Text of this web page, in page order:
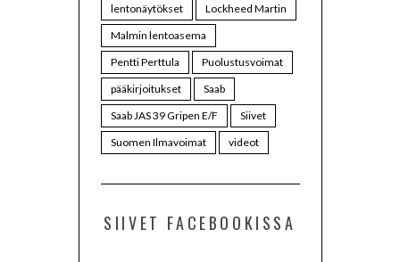
lentonäytökset
Lockheed Martin
Malmin lentoasema
Pentti Perttula
Puolustusvoimat
pääkirjoitukset
Saab
Saab JAS 39 Gripen E/F
Siivet
Suomen Ilmavoimat
videot
SIIVET FACEBOOKISSA